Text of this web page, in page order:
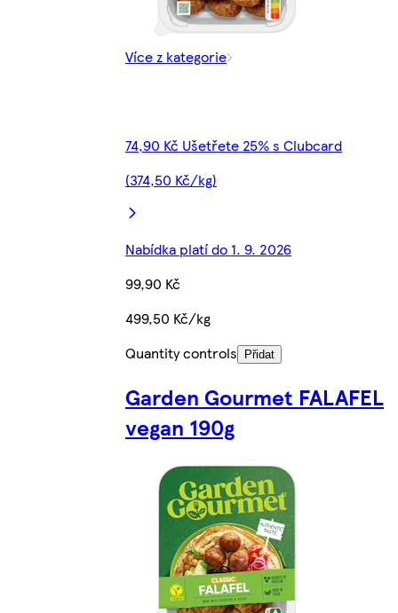
Více z kategorie
74,90 Kč Ušetřete 25% s Clubcard
(374,50 Kč/kg)
Nabídka platí do 1. 9. 2026
99,90 Kč
499,50 Kč/kg
Quantity controls
Přidat
Garden Gourmet FALAFEL
vegan 190g